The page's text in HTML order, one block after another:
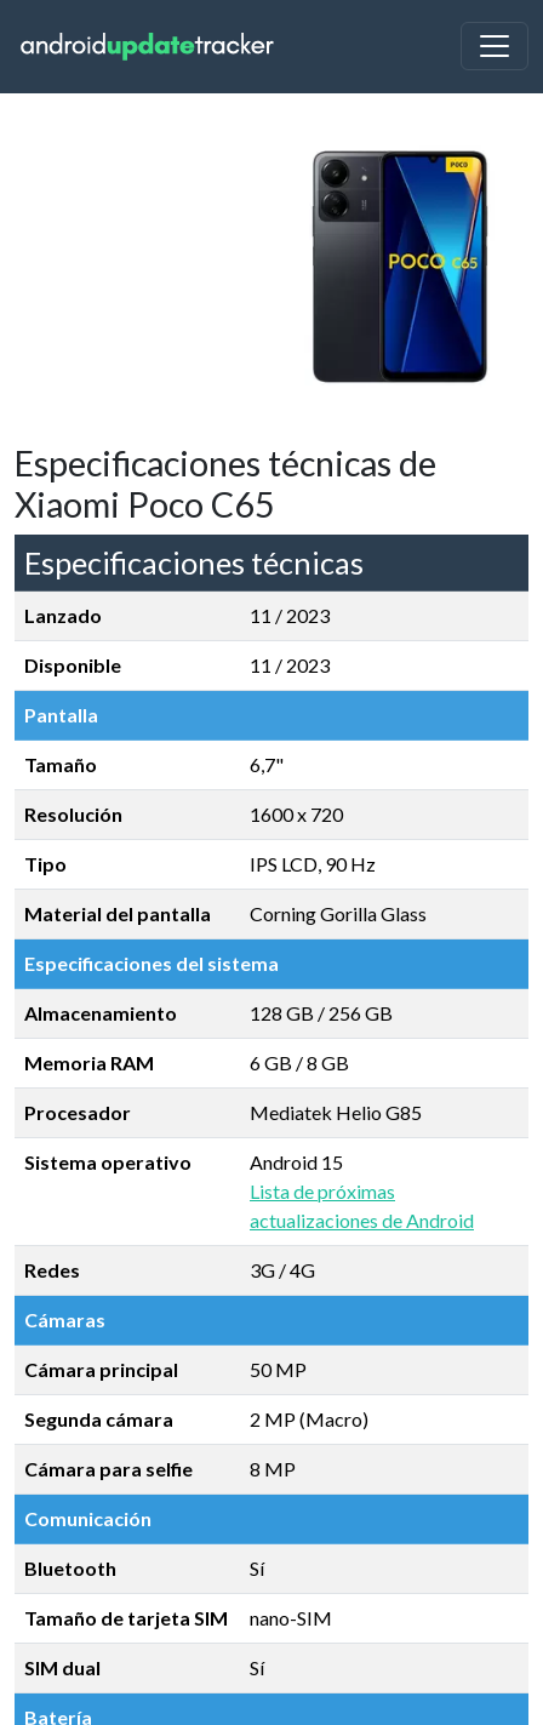
Especificaciones técnicas de
Xiaomi Poco C65
Especificaciones técnicas
Lanzado 11 / 2023
Disponible 11 / 2023
Pantalla
Tamaño 6,7"
Resolución 1600 x 720
Tipo IPS LCD, 90 Hz
Material del pantalla Corning Gorilla Glass
Especificaciones del sistema
Almacenamiento 128 GB / 256 GB
Memoria RAM 6 GB /8 GB
Procesador Mediatek Helio G85
Sistema operativo
Android 15
Lista de próximas
actualizaciones de Android
Redes 3G / 4G
Cámaras
Cámara principal 50 MP
Segunda cámara 2 MP (Macro)
Cámara para selfie 8 MP
Comunicación
Bluetooth Sí
Tamaño de tarjeta SIM nano-SIM
SIM dual Sí
Batería